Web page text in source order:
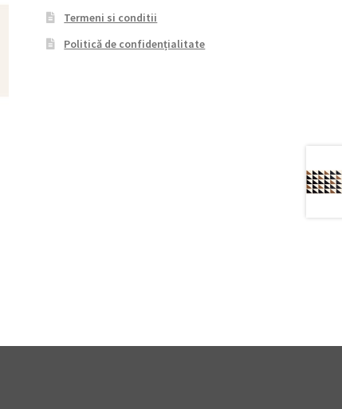
Termeni si conditii
Politică de confidențialitate